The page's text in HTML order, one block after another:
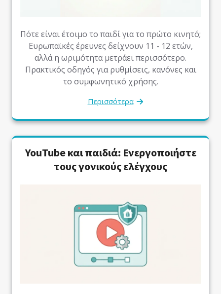
Πότε είναι έτοιμο το παιδί για το πρώτο κινητό;
Ευρωπαϊκές έρευνες δείχνουν 11 - 12 ετών,
αλλά η ωριμότητα μετράει περισσότερο.
Πρακτικός οδηγός για ρυθμίσεις, κανόνες και
το συμφωνητικό χρήσης.
Περισσότερα
YouTube και παιδιά: Ενεργοποιήστε
τους γονικούς ελέγχους